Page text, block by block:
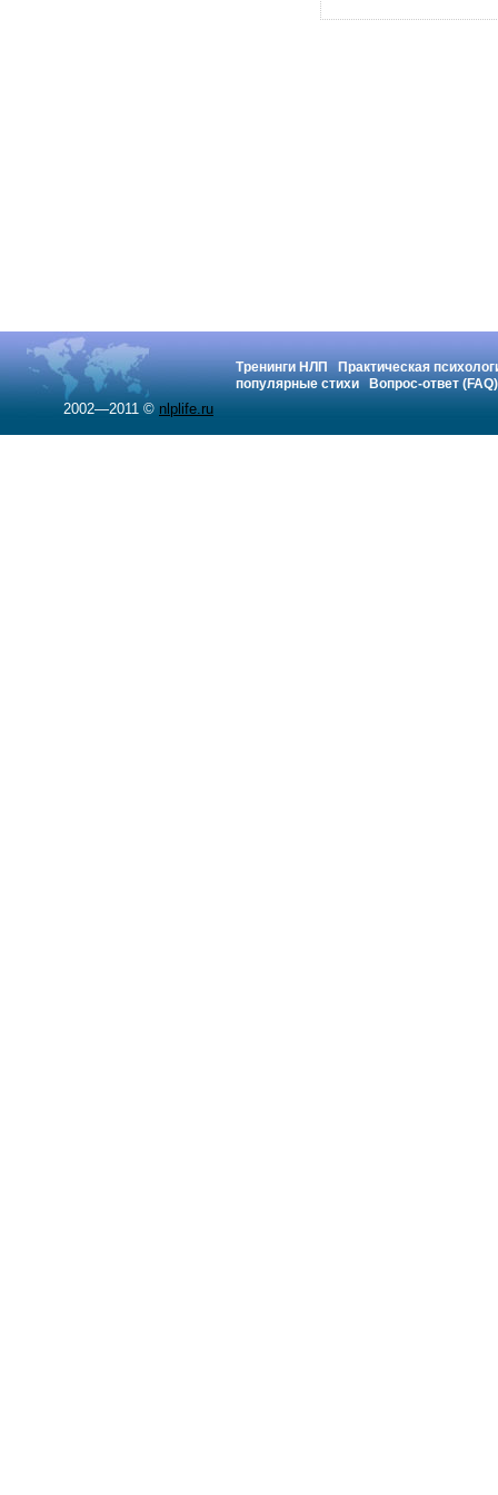
Тренинги НЛП
Практическая
популярные стихи
Вопрос-ответ (FAQ)
2002—2011 © nlplife.ru